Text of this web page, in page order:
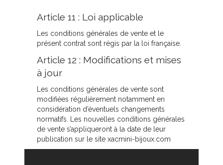
Article 11 : Loi applicable
Les conditions générales de vente et le
présent contrat sont régis par la loi française.
Article 12 : Modifications et mises
à jour
Les conditions générales de vente sont
modifiées régulièrement notamment en
considération d’éventuels changements
normatifs. Les nouvelles conditions générales
de vente s’appliqueront à la date de leur
publication sur le site xacmini-bijoux.com